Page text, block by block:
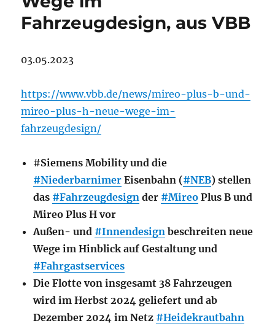
Fahrzeugdesign, aus VBB
03.05.2023
https://www.vbb.de/news/mireo-plus-b-und-
mireo-plus-h-neue-wege-im-
fahrzeugdesign/
#Siemens Mobility und die
#Niederbarnimer Eisenbahn (#NEB) stellen
das #Fahrzeugdesign der #Mireo Plus B und
Mireo Plus H vor
Außen- und #Innendesign beschreiten neue
Wege im Hinblick auf Gestaltung und
#Fahrgastservices
Die Flotte von insgesamt 38 Fahrzeugen
wird im Herbst 2024 geliefert und ab
Dezember 2024 im Netz #Heidekrautbahn